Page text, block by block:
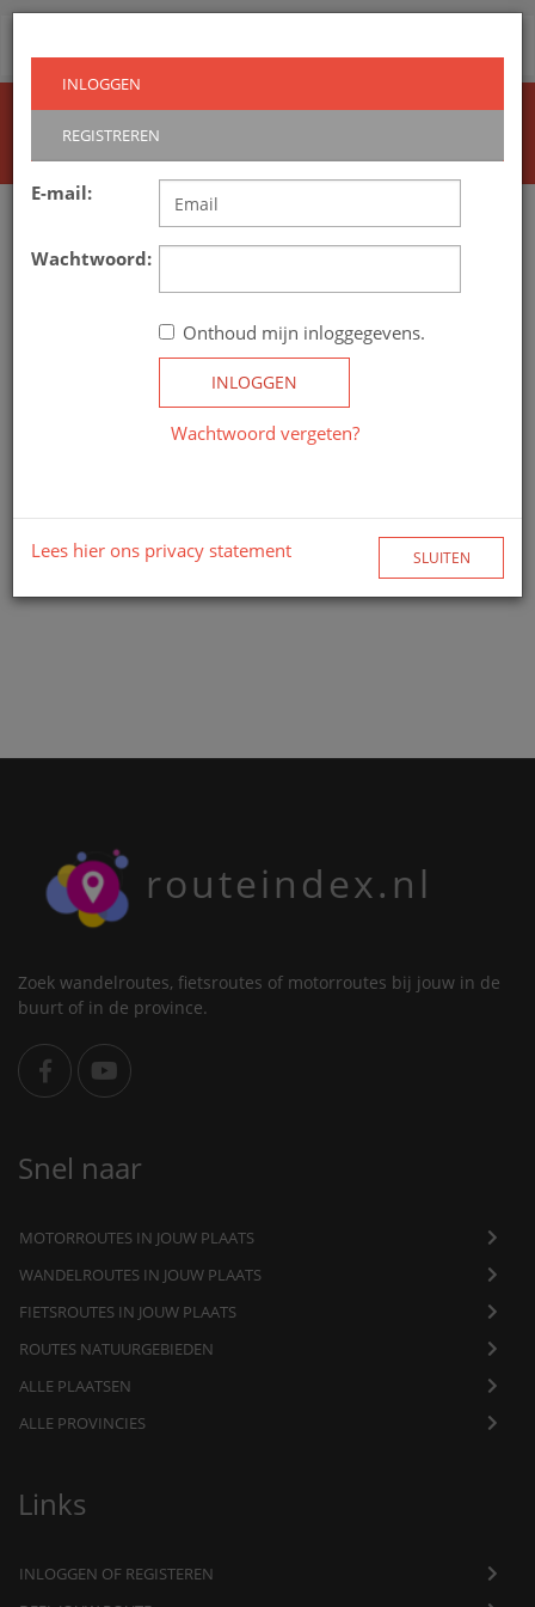
Home Inloggen
INLOGGEN
REGISTREREN
E-mail:
Wachtwoord:
Onthoud mijn inloggegevens.
INLOGGEN
Wachtwoord vergeten?
Lees hier ons privacy statement SLUITEN
routeindex.nl
Zoek wandelroutes, fietsroutes of motorroutes bij jouw in de
buurt of in de province.
Snel naar
MOTORROUTES IN JOUW PLAATS
WANDELROUTES IN JOUW PLAATS
FIETSROUTES IN JOUW PLAATS
ROUTES NATUURGEBIEDEN
ALLE PLAATSEN
ALLE PROVINCIES
Links
INLOGGEN OF REGISTEREN